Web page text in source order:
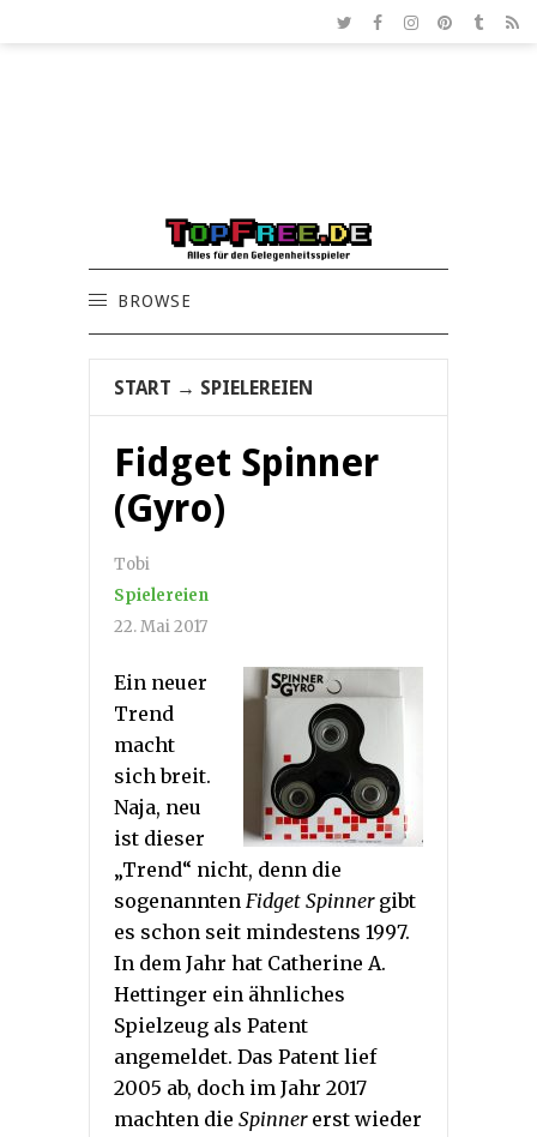
BROWSE
START → SPIELEREIEN
Fidget Spinner
(Gyro)
Tobi
Spielereien
22. Mai 2017
Ein neuer
Trend
macht
sich breit.
Naja, neu
ist dieser
„Trend“ nicht, denn die
sogenannten Fidget Spinnergibt
es schon seit mindestens 1997.
In dem Jahr hat Catherine A.
Hettinger ein ähnliches
Spielzeug als Patent
angemeldet. Das Patent lief
2005 ab, doch im Jahr 2017
machten die Spinnererst wieder